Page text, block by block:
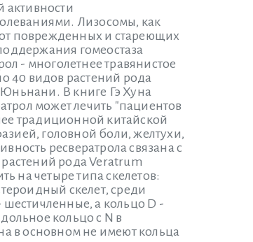
активности
Лизосомы, как
поврежденных и стареющих
гомеостаза
- многолетнее травянистое
40 видов растений рода
Юньнани. В книге Гэ Хуна
может лечить "пациентов
традиционной китайской
головной боли, желтухи,
ресвератрола связана с
рода Veratrum
на четыре типа скелетов:
скелет, среди
шестичленные, а кольцо D -
кольцо с N в
в основном не имеют кольца